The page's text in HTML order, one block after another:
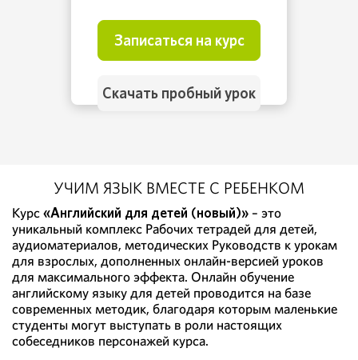
Записаться на курс
Скачать пробный урок
УЧИМ ЯЗЫК ВМЕСТЕ С РЕБЕНКОМ
Курс«Английский для детей (новый)» – это
уникальный комплекс Рабочих тетрадей для детей,
аудиоматериалов, методических Руководств к урокам
для взрослых, дополненных онлайн-версией уроков
для максимального эффекта. Онлайн обучение
английскому языку для детей проводится на базе
современных методик, благодаря которым маленькие
студенты могут выступать в роли настоящих
собеседников персонажей курса.